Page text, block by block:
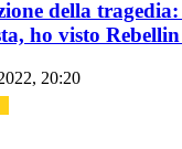
della tragedia:
ho visto
20:20